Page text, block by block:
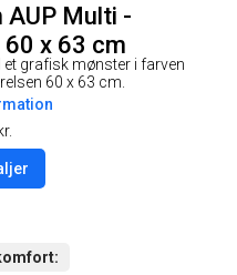
AUP Multi -
x 63 cm
grafisk mønster i farven
60 x 63 cm.